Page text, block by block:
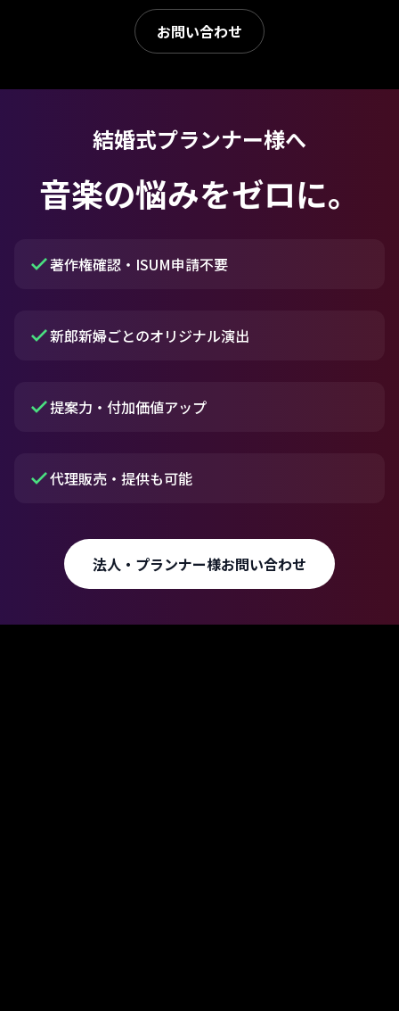
お問い合わせ
結婚式プランナー様へ
音楽の悩みをゼロに。
著作権確認・ISUM申請不要
新郎新婦ごとのオリジナル演出
提案力・付加価値アップ
代理販売・提供も可能
法人・プランナー様お問い合わせ